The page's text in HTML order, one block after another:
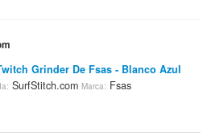
Grinder De Fsas - Blanco Azul
SurfStitch.com Marca: Fsas